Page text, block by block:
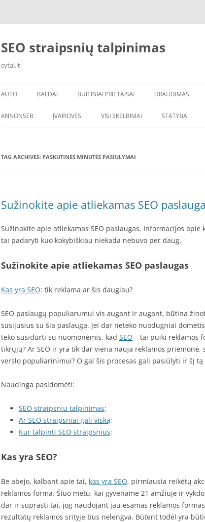
Skip
SEO straipsnių talpinimas
cytai.lt
AUTO
PADANGOS
BALDAI BUITINIAI PRIETAISAI DRAUDIMAS
ANNONSER ĮVAIROVĖS VISI SKELBIMAI STATYBA
TAG ARCHIVES: PASKUTINES MINUTES PASIULYMAI
Sužinokite apie atliekamas SEO
Sužinokite apie atliekamas SEO paslaugas. Informacijos apie
tai padaryti kuo kokybiškiau niekada nebuvo per daug.
Sužinokite apie atliekamas SEO paslaugas
Kas yra SEO: tik reklama ar šis daugiau?
SEO paslaugų populiarumui vis augant ir augant, būtina
susijusius su šia paslauga. Jei dar neteko nuodugniai
teko susidurti su nuomonėmis, kad SEO – tai puiki reklamos
tikrųjų? Ar SEO ir yra tik dar viena nauja reklamos
verslo populiarinimui? O gal šis procesas gali pasiūlyti ir šį tą
Naudinga pasidomėti:
SEO straipsniu talpinimas;
Ar SEO straipsniai gali viską;
Kur talpinti SEO straipsnius;
Kas yra SEO?
Be abejo, kalbant apie tai, kas yra SEO, pirmiausia reikėtų
reklamos forma. Šiuo metu, kai gyvename 21 amžiuje ir
dar ir suprasti tai, jog naudojant jau esamas reklamos
rezultatų reklamos srityje bus nelengva. Būtent todėl yra